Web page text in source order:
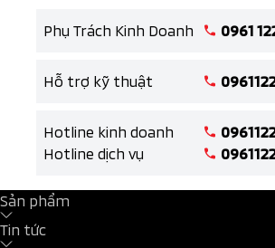
Phụ Trách Kinh Doanh 0961
Hỗ trợ kỹ thuật
Hotline kinh doanh
Hotline dịch vụ
Sản phẩm
Tin tức